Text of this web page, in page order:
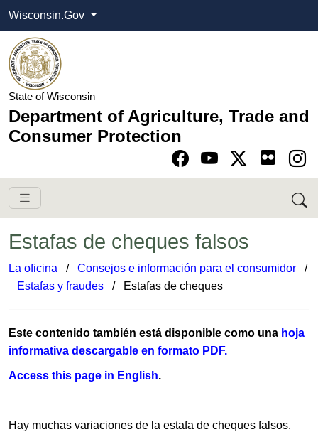
Wisconsin.Gov
State of Wisconsin
Department of Agriculture, Trade and
Consumer Protection
Go to Facebook
Go to YouTube
Go to Twitter-X
Go to Instagram
Estafas de cheques falsos
La oficina ​ / Consejos e información para el consumidor ​/
Estafas y fraudes​ ​​​​​​​ / Estafas de cheques​
Este contenido también está disponible como una hoja
informativa descargable en formato PDF.​
Access this pag​e in​ English​.
Hay muchas variaciones de la estafa de cheques falsos.